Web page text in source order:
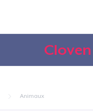
Animaux